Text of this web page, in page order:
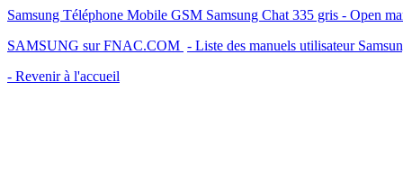
Samsung Téléphone Mobile GSM Samsung Chat 335 gris - Open
SAMSUNG sur FNAC.COM - Liste des manuels utilisateur
- Revenir à l'accueil